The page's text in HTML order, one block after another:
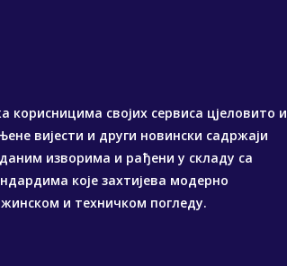
корисницима својих сервиса цјеловито и
вијести и други новински садржаји
изворима и рађени у складу са
које захтијева модерно
и техничком погледу.